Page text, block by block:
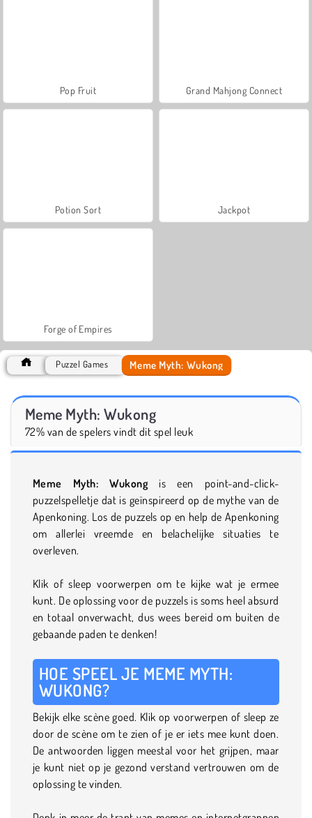
Pop Fruit Grand Mahjong Connect
Potion Sort Jackpot
Forge of Empires
Puzzel Games Meme Myth: Wukong
Meme Myth: Wukong
72% van de spelers vindt dit spel leuk
Meme Myth: Wukongis een point-and-click-
puzzelspelletje dat is geïnspireerd op de mythe van de
Apenkoning. Los de puzzels op en help de Apenkoning
om allerlei vreemde en belachelijke situaties te
overleven.
Klik of sleep voorwerpen om te kijke wat je ermee
kunt. De oplossing voor de puzzels is soms heel absurd
en totaal onverwacht, dus wees bereid om buiten de
gebaande paden te denken!
HOE SPEEL JE MEME MYTH:
WUKONG?
Bekijk elke scène goed. Klik op voorwerpen of sleep ze
door de scène om te zien of je er iets mee kunt doen.
De antwoorden liggen meestal voor het grijpen, maar
je kunt niet op je gezond verstand vertrouwen om de
oplossing te vinden.